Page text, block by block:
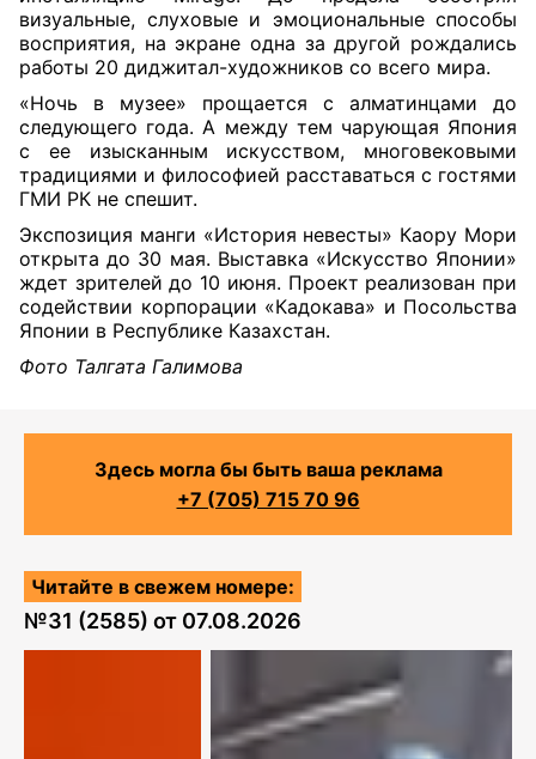
визуальные, слуховые и эмоциональные способы
восприятия, на экране одна за другой рождались
работы 20 диджитал-художников со всего мира.
«Ночь в музее» прощается с алматинцами до
следующего года. А между тем чарующая Япония
с ее изысканным искусством, многовековыми
традициями и философией расставаться с гостями
ГМИ РК не спешит.
Экспозиция манги «История невесты» Каору Мори
открыта до 30 мая. Выставка «Искусство Японии»
ждет зрителей до 10 июня. Проект реализован при
содействии корпорации «Кадокава» и Посольства
Японии в Республике Казахстан.
Фото Талгата Галимова
Здесь могла бы быть ваша реклама
+7 (705) 715 70 96
Читайте в свежем номере:
№31 (2585) от 07.08.2026